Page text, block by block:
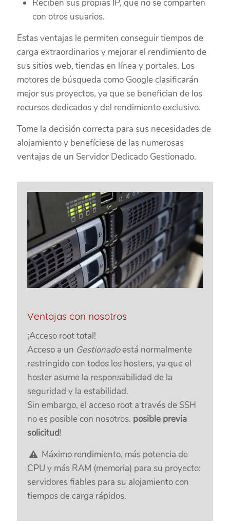
Reciben sus propias IP, que no se comparten
con otros usuarios.
Estas ventajas le permiten conseguir tiempos de
carga extraordinarios y mejorar el rendimiento de
sus sitios web, tiendas en línea y portales. Los
motores de búsqueda como Google clasificarán
mejor sus proyectos, ya que se benefician de los
recursos dedicados y del rendimiento exclusivo.
Tome la decisión correcta para sus necesidades de
alojamiento y benefíciese de las numerosas
ventajas de un Servidor Dedicado Gestionado.
Ventajas con nosotros
¡Acceso root total!
Acceso a un Gestionadoestá normalmente
restringido con todos los hosters, ya que el
hoster asume la responsabilidad de la
seguridad y la estabilidad.
Sin embargo, el acceso root a través de SSH
no es posible con nosotros. posible previa
solicitud!
Máximo rendimiento, más potencia de
CPU y más RAM (memoria) para su proyecto:
servidores fiables para su alojamiento con
tiempos de carga rápidos.